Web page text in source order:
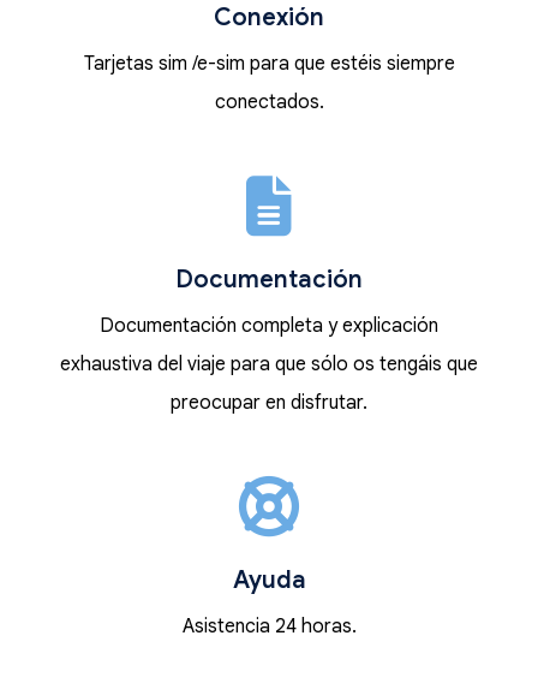
Conexión
Tarjetas sim /e-sim para que estéis siempre
conectados.
Documentación
Documentación completa y explicación
exhaustiva del viaje para que sólo os tengáis que
preocupar en disfrutar.
Ayuda
Asistencia 24 horas.